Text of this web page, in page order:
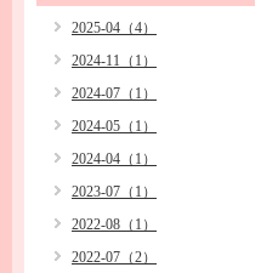
2025-04（4）
2024-11（1）
2024-07（1）
2024-05（1）
2024-04（1）
2023-07（1）
2022-08（1）
2022-07（2）